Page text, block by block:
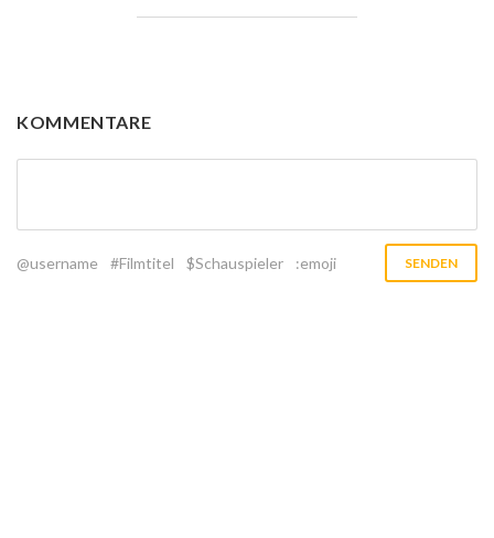
KOMMENTARE
@username #Filmtitel $Schauspieler :emoji